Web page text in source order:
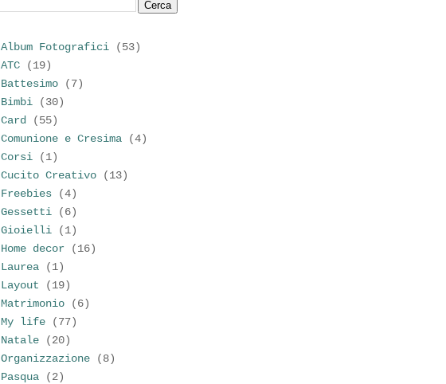
Album Fotografici
(53)
ATC
(19)
Battesimo
(7)
Bimbi
(30)
Card
(55)
Comunione e Cresima
(4)
Corsi
(1)
Cucito Creativo
(13)
Freebies
(4)
Gessetti
(6)
Gioielli
(1)
Home decor
(16)
Laurea
(1)
Layout
(19)
Matrimonio
(6)
My life
(77)
Natale
(20)
Organizzazione
(8)
Pasqua
(2)